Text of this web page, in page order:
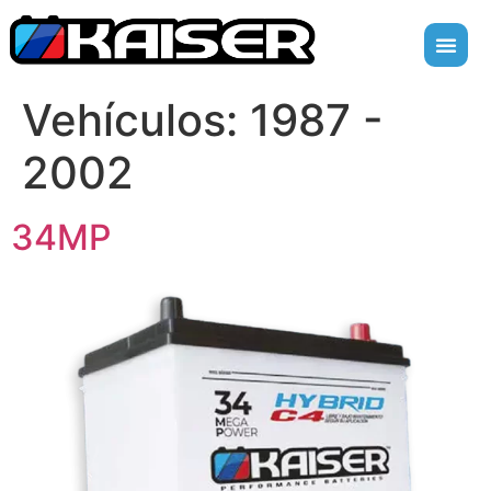
Vehículos: 1987 -
2002
34MP